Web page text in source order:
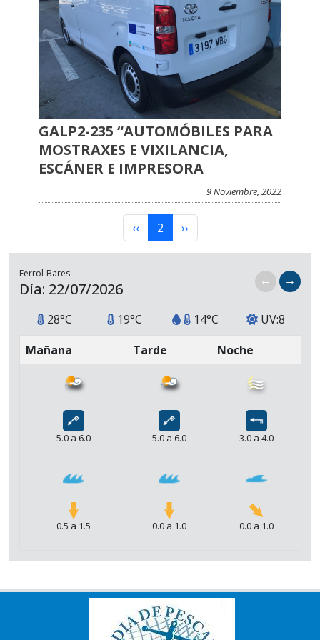
GALP2-235 “AUTOMÓBILES PARA
MOSTRAXES E VIXILANCIA,
ESCÁNER E IMPRESORA
9 Noviembre, 2022
Página anterior
‹‹ Página actual
2 Siguiente página
››
← →
Ferrol-Bares
Día: 22/07/2026
28°C 19°C 14°C
UV:8
Mañana
Tarde Noche
5.0 a 6.0 5.0 a 6.0 3.0 a 4.0
0.5 a 1.5 0.0 a 1.0 0.0 a 1.0